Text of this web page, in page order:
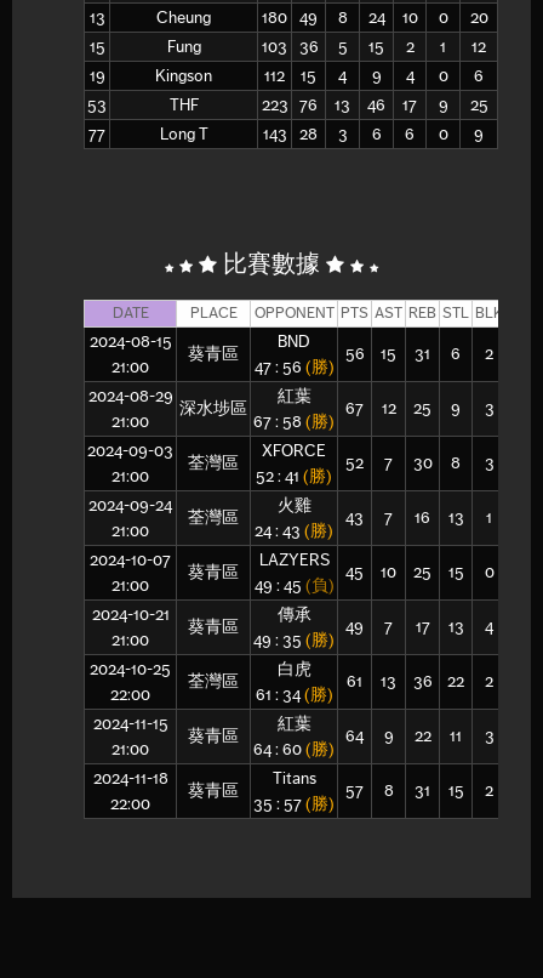
13
Cheung 180 49 8 24 10 0 20
15
Fung 103 36 5 15 2 1 12
19
Kingson 112 15 4 9 4 0 6
53
THF 223 76 13 46 17 9 25
77
Long T 143 28 3 6 6 0 9
比賽數據
DATE PLACE OPPONENT PTS AST REB STL BLK
2024-08-15
21:00
葵青區
BND
47 : 56 (勝)
56 15 31 6 2
2024-08-29
21:00
深水埗區
紅葉
67 : 58 (勝)
67 12 25 9 3
2024-09-03
21:00
荃灣區
XFORCE
52 : 41 (勝)
52 7 30 8 3
2024-09-24
21:00
荃灣區
火雞
24 : 43 (勝)
43 7 16 13 1
2024-10-07
21:00
葵青區
LAZYERS
49 : 45 (負)
45 10 25 15 0
2024-10-21
21:00
葵青區
傳承
49 : 35 (勝)
49 7 17 13 4
2024-10-25
22:00
荃灣區
白虎
61 : 34 (勝)
61 13 36 22 2
2024-11-15
21:00
葵青區
紅葉
64 : 60 (勝)
64 9 22 11 3
2024-11-18
22:00
葵青區
Titans
35 : 57 (勝)
57 8 31 15 2